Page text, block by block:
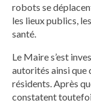
robots se
les lieux publics,
santé.
Le Maire s’est
autorités ainsi que
résidents. Après
constatent